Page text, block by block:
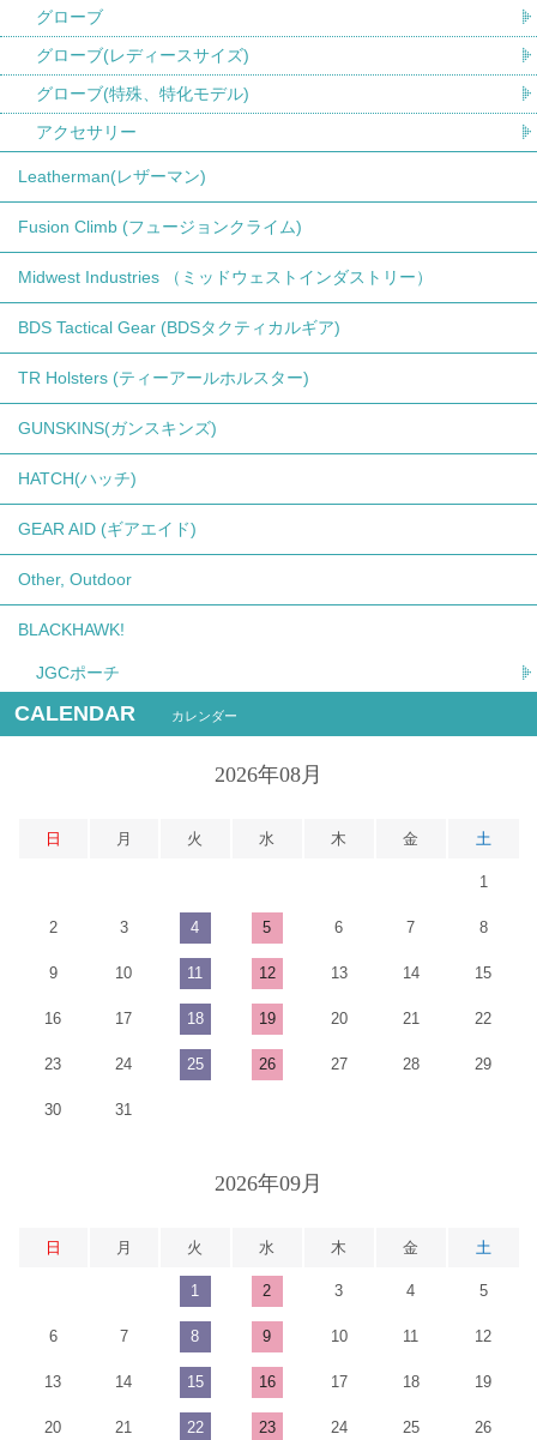
グローブ
グローブ(レディースサイズ)
グローブ(特殊、特化モデル)
アクセサリー
Leatherman(レザーマン)
Fusion Climb (フュージョンクライム)
Midwest Industries （ミッドウェストインダストリー）
BDS Tactical Gear (BDSタクティカルギア)
TR Holsters (ティーアールホルスター)
GUNSKINS(ガンスキンズ)
HATCH(ハッチ)
GEAR AID (ギアエイド)
Other, Outdoor
BLACKHAWK!
JGCポーチ
CALENDAR カレンダー
2026年08月
日 月 火 水 木 金 土
1
2 3 4 5 6 7 8
9 10 11 12 13 14 15
16 17 18 19 20 21 22
23 24 25 26 27 28 29
30 31
2026年09月
日 月 火 水 木 金 土
1 2 3 4 5
6 7 8 9 10 11 12
13 14 15 16 17 18 19
20 21 22 23 24 25 26